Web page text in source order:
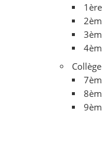
Collège